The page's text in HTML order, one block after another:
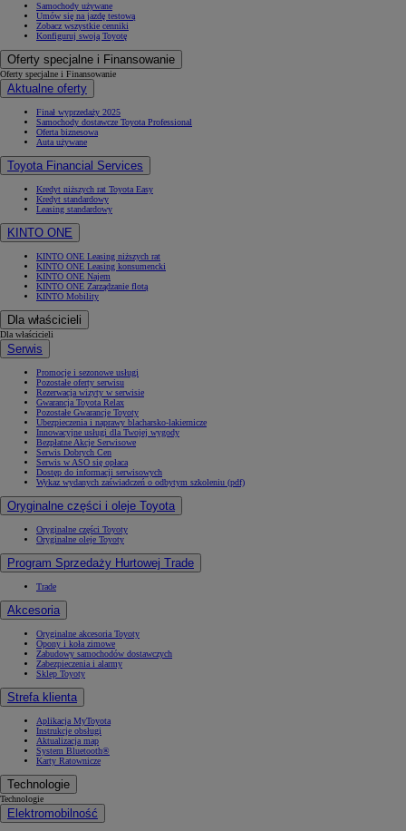
Samochody używane
Umów się na jazdę testową
Zobacz wszystkie cenniki
Konfiguruj swoją Toyotę
Oferty specjalne i Finansowanie
Oferty specjalne i Finansowanie
Aktualne oferty
Finał wyprzedaży 2025
Samochody dostawcze Toyota Professional
Oferta biznesowa
Auta używane
Toyota Financial Services
Kredyt niższych rat Toyota Easy
Kredyt standardowy
Leasing standardowy
KINTO ONE
KINTO ONE Leasing niższych rat
KINTO ONE Leasing konsumencki
KINTO ONE Najem
KINTO ONE Zarządzanie flotą
KINTO Mobility
Dla właścicieli
Dla właścicieli
Serwis
Promocje i sezonowe usługi
Pozostałe oferty serwisu
Rezerwacja wizyty w serwisie
Gwarancja Toyota Relax
Pozostałe Gwarancje Toyoty
Ubezpieczenia i naprawy blacharsko-lakiernicze
Innowacyjne usługi dla Twojej wygody
Bezpłatne Akcje Serwisowe
Serwis Dobrych Cen
Serwis w ASO się opłaca
Dostęp do informacji serwisowych
Wykaz wydanych zaświadczeń o odbytym szkoleniu (pdf)
Oryginalne części i oleje Toyota
Oryginalne części Toyoty
Oryginalne oleje Toyoty
Program Sprzedaży Hurtowej Trade
Trade
Akcesoria
Oryginalne akcesoria Toyoty
Opony i koła zimowe
Zabudowy samochodów dostawczych
Zabezpieczenia i alarmy
Sklep Toyoty
Strefa klienta
Aplikacja MyToyota
Instrukcje obsługi
Aktualizacja map
System Bluetooth®
Karty Ratownicze
Technologie
Technologie
Elektromobilność